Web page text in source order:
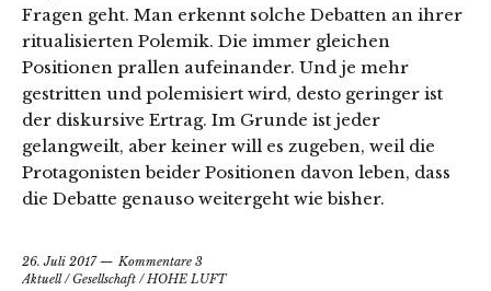
Fragen geht. Man erkennt solche Debatten an ihrer
ritualisierten Polemik. Die immer gleichen
Positionen prallen aufeinander. Und je mehr
gestritten und polemisiert wird, desto geringer ist
der diskursive Ertrag. Im Grunde ist jeder
gelangweilt, aber keiner will es zugeben, weil die
Protagonisten beider Positionen davon leben, dass
die Debatte genauso weitergeht wie bisher.
26. Juli 2017
Kommentare 3
Aktuell/Gesellschaft /HOHE LUFT